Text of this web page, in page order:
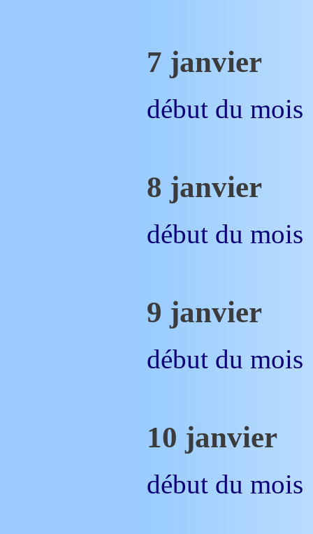
7 janvier
début du mois
8 janvier
début du mois
9 janvier
début du mois
10 janvier
début du mois